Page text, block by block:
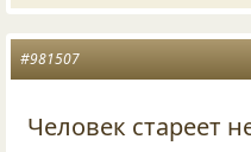
#981507
Человек стареет